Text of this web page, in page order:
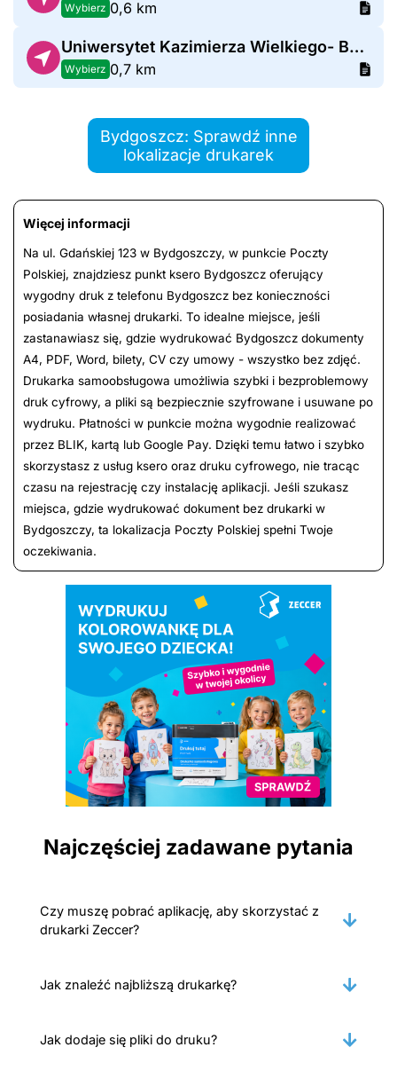
Wybierz 0,6 km
Uniwersytet Kazimierza Wielkiego- Bydgoszcz Chodkiewicza Blok A1
Wybierz 0,7 km
Bydgoszcz: Sprawdź inne
lokalizacje drukarek
Więcej informacji
Na ul. Gdańskiej 123 w Bydgoszczy, w punkcie Poczty
Polskiej, znajdziesz punkt ksero Bydgoszcz oferujący
wygodny druk z telefonu Bydgoszcz bez konieczności
posiadania własnej drukarki. To idealne miejsce, jeśli
zastanawiasz się, gdzie wydrukować Bydgoszcz dokumenty
A4, PDF, Word, bilety, CV czy umowy - wszystko bez zdjęć.
Drukarka samoobsługowa umożliwia szybki i bezproblemowy
druk cyfrowy, a pliki są bezpiecznie szyfrowane i usuwane po
wydruku. Płatności w punkcie można wygodnie realizować
przez BLIK, kartą lub Google Pay. Dzięki temu łatwo i szybko
skorzystasz z usług ksero oraz druku cyfrowego, nie tracąc
czasu na rejestrację czy instalację aplikacji. Jeśli szukasz
miejsca, gdzie wydrukować dokument bez drukarki w
Bydgoszczy, ta lokalizacja Poczty Polskiej spełni Twoje
oczekiwania.
Najczęściej zadawane pytania
Czy muszę pobrać aplikację, aby skorzystać z
drukarki Zeccer?
Jak znaleźć najbliższą drukarkę?
Jak dodaje się pliki do druku?